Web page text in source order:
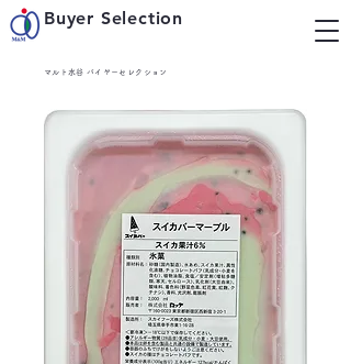
Buyer Selection
マルト水谷 バイヤーセレクション